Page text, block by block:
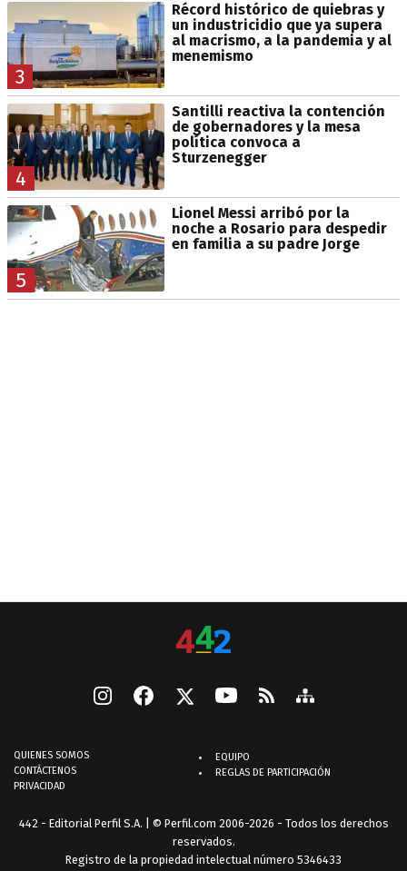
3
Récord histórico de quiebras y
un industricidio que ya supera
al macrismo, a la pandemia y al
menemismo
4
Santilli reactiva la contención
de gobernadores y la mesa
política convoca a
Sturzenegger
5
Lionel Messi arribó por la
noche a Rosario para despedir
en familia a su padre Jorge
QUIENES SOMOS
CONTÁCTENOS
PRIVACIDAD
EQUIPO
REGLAS DE PARTICIPACIÓN
442 - Editorial Perfil S.A. | © Perfil.com 2006-2026 - Todos los derechos
reservados.
Registro de la propiedad intelectual número 5346433